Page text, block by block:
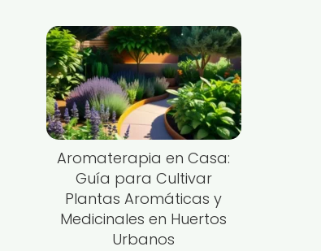
Aromaterapia en Casa:
Guía para Cultivar
Plantas Aromáticas y
Medicinales en Huertos
Urbanos